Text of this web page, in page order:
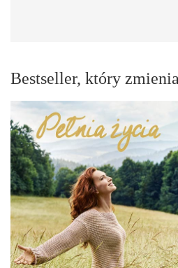
Bestseller, który